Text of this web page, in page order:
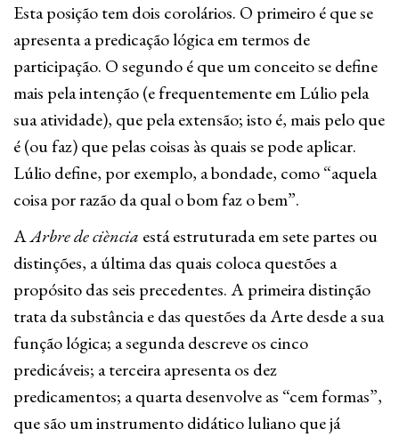
Esta posição tem dois corolários. O primeiro é que se
apresenta a predicação lógica em termos de
participação. O segundo é que um conceito se define
mais pela intenção (e frequentemente em Lúlio pela
sua atividade), que pela extensão; isto é, mais pelo que
é (ou faz) que pelas coisas às quais se pode aplicar.
Lúlio define, por exemplo, a bondade, como “aquela
coisa por razão da qual o bom faz o bem”.
AArbre de ciència está estruturada em sete partes ou
distinções, a última das quais coloca questões a
propósito das seis precedentes. A primeira distinção
trata da substância e das questões da Arte desde a sua
função lógica; a segunda descreve os cinco
predicáveis; a terceira apresenta os dez
predicamentos; a quarta desenvolve as “cem formas”,
que são um instrumento didático luliano que já